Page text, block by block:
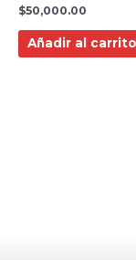
$50,000.00
Añadir al carrito